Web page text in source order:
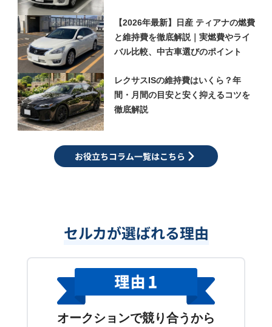
【2026年最新】日産 ティアナの燃費
と維持費を徹底解説｜実燃費やライ
バル比較、中古車選びのポイント
レクサスISの維持費はいくら？年
間・月間の目安と安く抑えるコツを
徹底解説
お役立ちコラム一覧はこちら
セルカが選ばれる理由
オークションで競り合うから